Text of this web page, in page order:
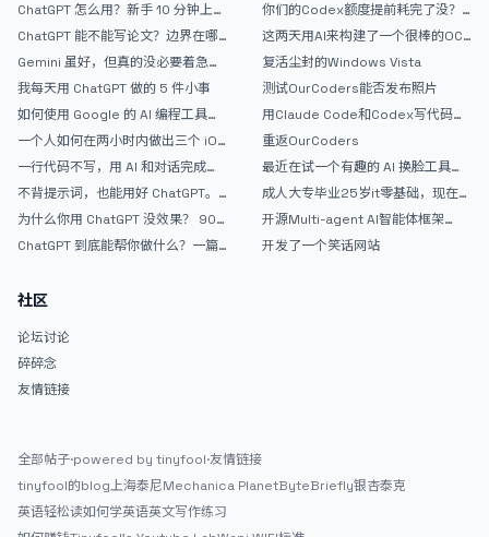
ChatGPT 怎么用？新手 10 分钟上手
ChatGPT 能不能写论文？边界在哪
Gemini 虽好，但真的没必要着急放
弃 ChatGPT
我每天用 ChatGPT 做的 5 件小事
如何使用 Google 的 AI 编程工具
AntiGravity：独立开发者的新时代
武器
一个人如何在两小时内做出三个 iOS
APP？｜AntiGravity + Gemini 3 实
战完整记录
一行代码不写，用 AI 和对话完成一
个完整网站：《图书天堂》实战记录
不背提示词，也能用好 ChatGPT。
一个万能提问模板
为什么你用 ChatGPT 没效果？ 90%
的人第一步就问错了
ChatGPT 到底能帮你做什么？一篇
你们的Codex额度提前耗完了没？
戒断反应如何？
这两天用AI来构建了一个很棒的OC
论坛精华区
复活尘封的Windows Vista
测试OurCoders能否发布照片
用Claude Code和Codex写代码真
的爽，但是App怎么挣钱还是很难啊
重返OurCoders
最近在试一个有趣的 AI 换脸工具，
效果挺不错
成人大专毕业25岁it零基础，现在想
考软件设计师，有什么好的建议吗，
谢谢！
开源Multi-agent AI智能体框架
aevatar.ai，欢迎大家贡献代码
开发了一个笑话网站
社区
论坛讨论
碎碎念
友情链接
全部帖子·powered by tinyfool·友情链接
tinyfool的blog上海泰尼Mechanica PlanetByteBriefly银杏泰克
英语轻松读如何学英语英文写作练习